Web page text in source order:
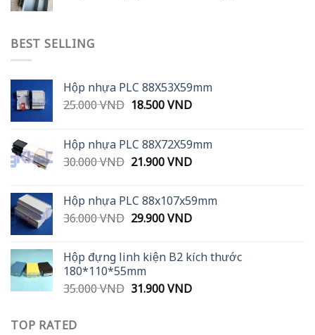
BEST SELLING
Hộp nhựa PLC 88X53X59mm
25.000VND Original
25.000 VND.
18.500VNDCurrent
18.500 VND.
Hộp nhựa PLC 88X72X59mm
30.000VND Original
30.000 VND.
21.900VNDCurrent
21.900 VND.
Hộp nhựa PLC 88x107x59mm
36.000VND Original
36.000 VND.
29.900VNDCurrent
29.900 VND.
Hộp đựng linh kiện B2 kích thước
180*110*55mm
35.000VND Original
31.900VNDCurrent
TOP RATED